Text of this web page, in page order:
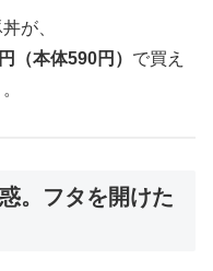
が、
（本体590円） で買え
。フタを開けた